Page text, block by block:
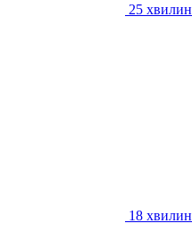
25 хвилин
18 хвилин